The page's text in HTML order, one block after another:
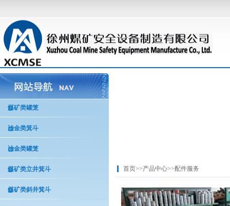
煤矿类罐笼
冶金类箕斗
冶金类罐笼
煤矿类立井箕斗
煤矿类斜井箕斗
首页>>产品中心>>配件服务